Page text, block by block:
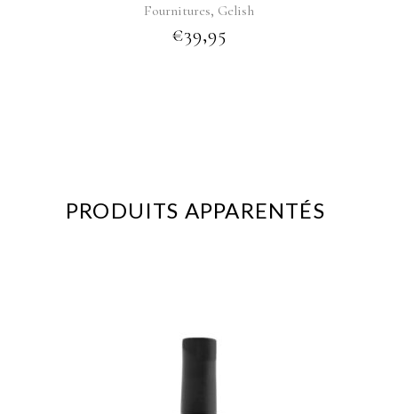
Fournitures, Gelish
€39,95
PRODUITS APPARENTÉS